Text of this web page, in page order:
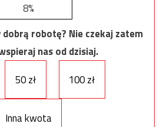
8%
dobrą robotę? Nie czekaj zatem
nas od dzisiaj.
50 zł 100 zł
Inna kwota